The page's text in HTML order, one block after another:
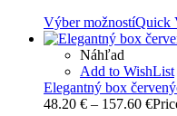
Výber možnostíQuick
Náhľad
Add to WishList
Elegantný box
48.20 € – 157.60 €